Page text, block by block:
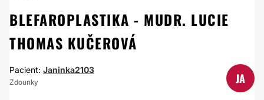
BLEFAROPLASTIKA - MUDR. LUCIE
THOMAS KUČEROVÁ
Pacient: Janinka2103
Zdounky JA